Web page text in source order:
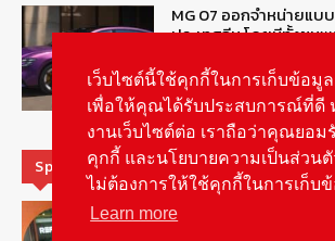
MG 07 ออกจำหน่ายแบ
ประเทศจีน โดยมีทั้งขุมพ
Special Picks
MG ลั่นกลองรบ! เตรียม
รถยนต์กลุ่มไฮบริดเพิ่มขึ้น
เว็บไซต์นี้ใช้คุกกี้ในการเก็บข้อมู
เพื่อให้คุณได้รับประสบการณ์ที่ดี
งานเว็บไซต์ต่อ เราถือว่าคุณยอม
คุกกี้ และนโยบายความเป็นส่วน
ไม่ต้องการให้ใช้คุกกี้ในการเก็บ
Learn more